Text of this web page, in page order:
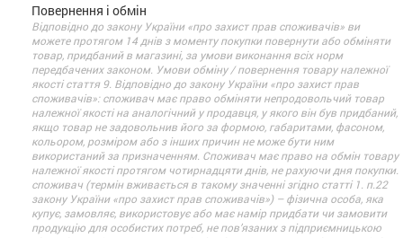
Повернення і обмін
Відповідно до закону України «про захист прав споживачів» ви
можете протягом 14 днів з моменту покупки повернути або обміняти
товар, придбаний в магазині, за умови виконання всіх норм
передбачених законом. Умови обміну / повернення товару належної
якості стаття 9. Відповідно до закону України «про захист прав
споживачів»: споживач має право обміняти непродовольчий товар
належної якості на аналогічний у продавця, у якого він був придбаний,
якщо товар не задовольнив його за формою, габаритами, фасоном,
кольором, розміром або з інших причин не може бути ним
використаний за призначенням. Споживач має право на обмін товару
належної якості протягом чотирнадцяти днів, не рахуючи дня покупки.
споживач (термін вживається в такому значенні згідно статті 1. п.22
закону України «про захист прав споживачів») – фізична особа, яка
купує, замовляє, використовує або має намір придбати чи замовити
продукцію для особистих потреб, не пов’язаних з підприємницькою